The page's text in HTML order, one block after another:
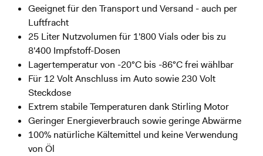
Geeignet für den Transport und Versand - auch per
Luftfracht
25 Liter Nutzvolumen für 1'800 Vials oder bis zu
8'400 Impfstoff-Dosen
Lagertemperatur von -20°C bis -86°C frei wählbar
Für 12 Volt Anschluss im Auto sowie 230 Volt
Steckdose
Extrem stabile Temperaturen dank Stirling Motor
Geringer Energieverbrauch sowie geringe Abwärme
100% natürliche Kältemittel und keine Verwendung
von Öl